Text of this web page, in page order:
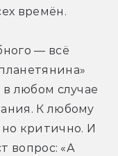
времён.
— всё
любом случае
К любому
критично. И
вопрос: «А